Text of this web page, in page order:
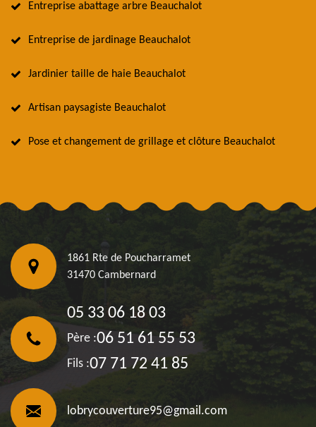
Entreprise abattage arbre Beauchalot
Entreprise de jardinage Beauchalot
Jardinier taille de haie Beauchalot
Artisan paysagiste Beauchalot
Pose et changement de grillage et clôture Beauchalot
1861 Rte de Poucharramet
31470 Cambernard
05 33 06 18 03
Père :06 51 61 55 53
Fils :07 71 72 41 85
lobrycouverture95@gmail.com